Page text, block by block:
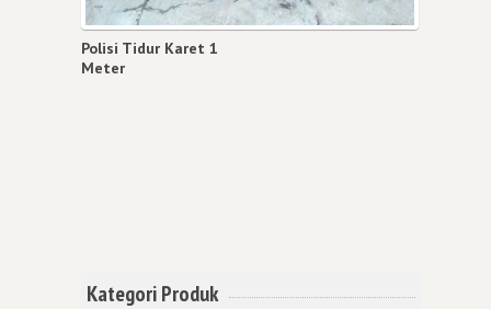
Polisi Tidur Karet 1
Meter
Kategori Produk